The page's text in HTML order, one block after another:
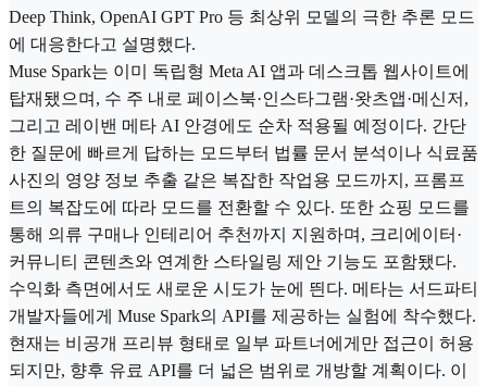
Deep Think, OpenAI GPT Pro 등 최상위 모델의 극한 추론 모드
에 대응한다고 설명했다.
Muse Spark는 이미 독립형 Meta AI 앱과 데스크톱 웹사이트에
탑재됐으며, 수 주 내로 페이스북·인스타그램·왓츠앱·메신저,
그리고 레이밴 메타 AI 안경에도 순차 적용될 예정이다. 간단
한 질문에 빠르게 답하는 모드부터 법률 문서 분석이나 식료품
사진의 영양 정보 추출 같은 복잡한 작업용 모드까지, 프롬프
트의 복잡도에 따라 모드를 전환할 수 있다. 또한 쇼핑 모드를
통해 의류 구매나 인테리어 추천까지 지원하며, 크리에이터·
커뮤니티 콘텐츠와 연계한 스타일링 제안 기능도 포함됐다.
수익화 측면에서도 새로운 시도가 눈에 띈다. 메타는 서드파티
개발자들에게 Muse Spark의 API를 제공하는 실험에 착수했다.
현재는 비공개 프리뷰 형태로 일부 파트너에게만 접근이 허용
되지만, 향후 유료 API를 더 넓은 범위로 개방할 계획이다. 이